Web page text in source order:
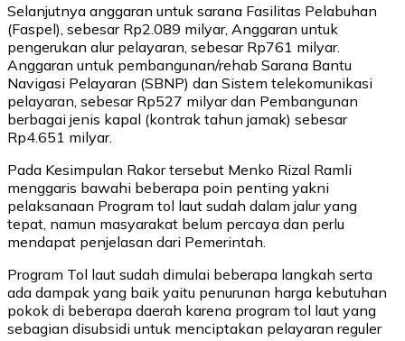
Selanjutnya anggaran untuk sarana Fasilitas Pelabuhan
(Faspel), sebesar Rp2.089 milyar, Anggaran untuk
pengerukan alur pelayaran, sebesar Rp761 milyar.
Anggaran untuk pembangunan/rehab Sarana Bantu
Navigasi Pelayaran (SBNP) dan Sistem telekomunikasi
pelayaran, sebesar Rp527 milyar dan Pembangunan
berbagai jenis kapal (kontrak tahun jamak) sebesar
Rp4.651 milyar.
Pada Kesimpulan Rakor tersebut Menko Rizal Ramli
menggaris bawahi beberapa poin penting yakni
pelaksanaan Program tol laut sudah dalam jalur yang
tepat, namun masyarakat belum percaya dan perlu
mendapat penjelasan dari Pemerintah.
Program Tol laut sudah dimulai beberapa langkah serta
ada dampak yang baik yaitu penurunan harga kebutuhan
pokok di beberapa daerah karena program tol laut yang
sebagian disubsidi untuk menciptakan pelayaran reguler